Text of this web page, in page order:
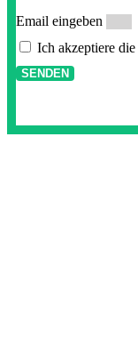
Email eingeben
Ich akzeptiere die
SENDEN